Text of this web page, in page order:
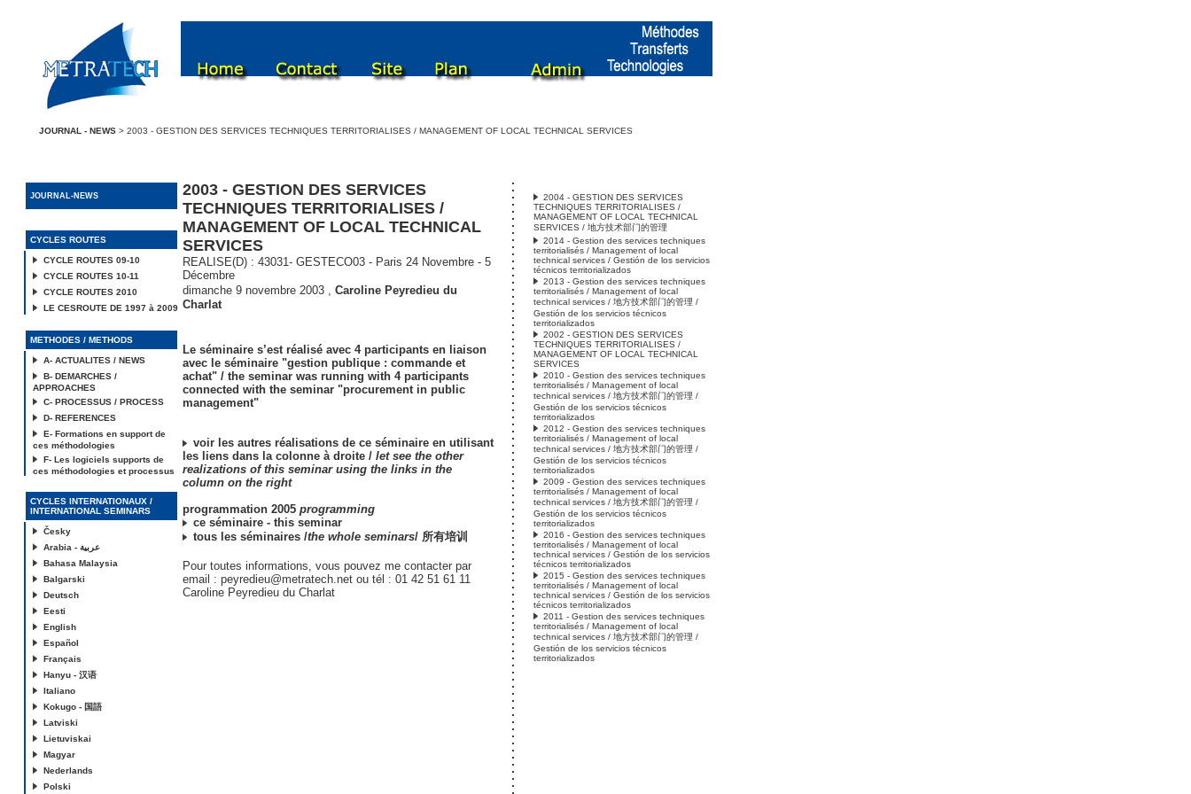
JOURNAL - NEWS > 2003 - GESTION DES SERVICES TECHNIQUES TERRITORIALISES / MANAGEMENT OF LOCAL TECHNICAL SERVICES
JOURNAL-NEWS
CYCLES ROUTES
CYCLE ROUTES 09-10
CYCLE ROUTES 10-11
CYCLE ROUTES 2010
LE CESROUTE DE 1997 à 2009
METHODES / METHODS
A- ACTUALITES / NEWS
B- DEMARCHES /
APPROACHES
C- PROCESSUS / PROCESS
D- REFERENCES
E- Formations en support de
ces méthodologies
F- Les logiciels supports de
ces méthodologies et processus
CYCLES INTERNATIONAUX /
INTERNATIONAL SEMINARS
Česky
Arabia - عربية
Bahasa Malaysia
Balgarski
Deutsch
Eesti
English
Español
Français
Hanyu - 汉语
Italiano
Kokugo - 国語
Latviski
Lietuviskai
Magyar
Nederlands
Polski
2003 - GESTION DES SERVICES
TECHNIQUES TERRITORIALISES /
MANAGEMENT OF LOCAL TECHNICAL
SERVICES
REALISE(D) : 43031- GESTECO03 - Paris 24 Novembre - 5
Décembre
dimanche 9 novembre 2003 , Caroline Peyredieu du
Charlat
Le séminaire s’est réalisé avec 4 participants en liaison
avec le séminaire "gestion publique : commande et
achat" / the seminar was running with 4 participants
connected with the seminar "procurement in public
management"
voir les autres réalisations de ce séminaire en utilisant
les liens dans la colonne à droite / let see the other
realizations of this seminar using the links in the
column on the right
programmation 2005 programming
ce séminaire - this seminar
tous les séminaires /the whole seminars/ 所有培训
Pour toutes informations, vous pouvez me contacter par
email : peyredieu@metratech.net ou tél : 01 42 51 61 11
Caroline Peyredieu du Charlat
2004 - GESTION DES SERVICES
TECHNIQUES TERRITORIALISES /
MANAGEMENT OF LOCAL TECHNICAL
SERVICES / 地方技术部门的管理
2014 - Gestion des services techniques
territorialisés / Management of local
technical services / Gestión de los servicios
técnicos territorializados
2013 - Gestion des services techniques
territorialisés / Management of local
technical services / 地方技术部门的管理 /
Gestión de los servicios técnicos
territorializados
2002 - GESTION DES SERVICES
TECHNIQUES TERRITORIALISES /
MANAGEMENT OF LOCAL TECHNICAL
SERVICES
2010 - Gestion des services techniques
territorialisés / Management of local
technical services / 地方技术部门的管理 /
Gestión de los servicios técnicos
territorializados
2012 - Gestion des services techniques
territorialisés / Management of local
technical services / 地方技术部门的管理 /
Gestión de los servicios técnicos
territorializados
2009 - Gestion des services techniques
territorialisés / Management of local
technical services / 地方技术部门的管理 /
Gestión de los servicios técnicos
territorializados
2016 - Gestion des services techniques
territorialisés / Management of local
technical services / Gestión de los servicios
técnicos territorializados
2015 - Gestion des services techniques
territorialisés / Management of local
technical services / Gestión de los servicios
técnicos territorializados
2011 - Gestion des services techniques
territorialisés / Management of local
technical services / 地方技术部门的管理 /
Gestión de los servicios técnicos
territorializados